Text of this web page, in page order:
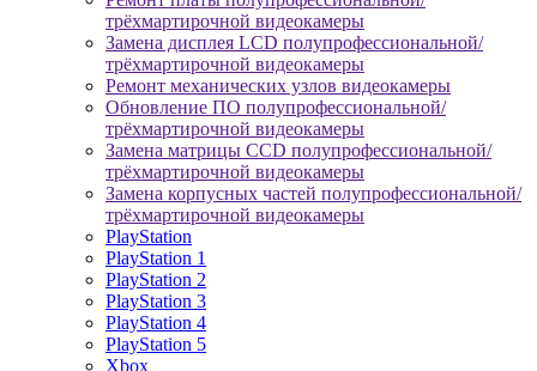
трёхмартирочной видеокамеры
Замена дисплея LCD полупрофессиональной/
трёхмартирочной видеокамеры
Ремонт механических узлов видеокамеры
Обновление ПО полупрофессиональной/
трёхмартирочной видеокамеры
Замена матрицы CCD полупрофессиональной/
трёхмартирочной видеокамеры
Замена корпусных частей полупрофессиональной/
трёхмартирочной видеокамеры
PlayStation
PlayStation 1
PlayStation 2
PlayStation 3
PlayStation 4
PlayStation 5
Xbox